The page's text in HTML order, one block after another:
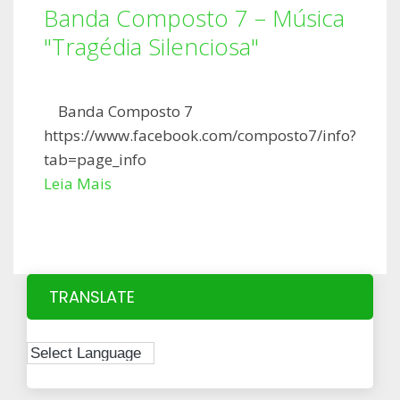
Banda Composto 7 – Música
"Tragédia Silenciosa"
Banda Composto 7
https://www.facebook.com/composto7/info?
tab=page_info
Leia Mais
TRANSLATE